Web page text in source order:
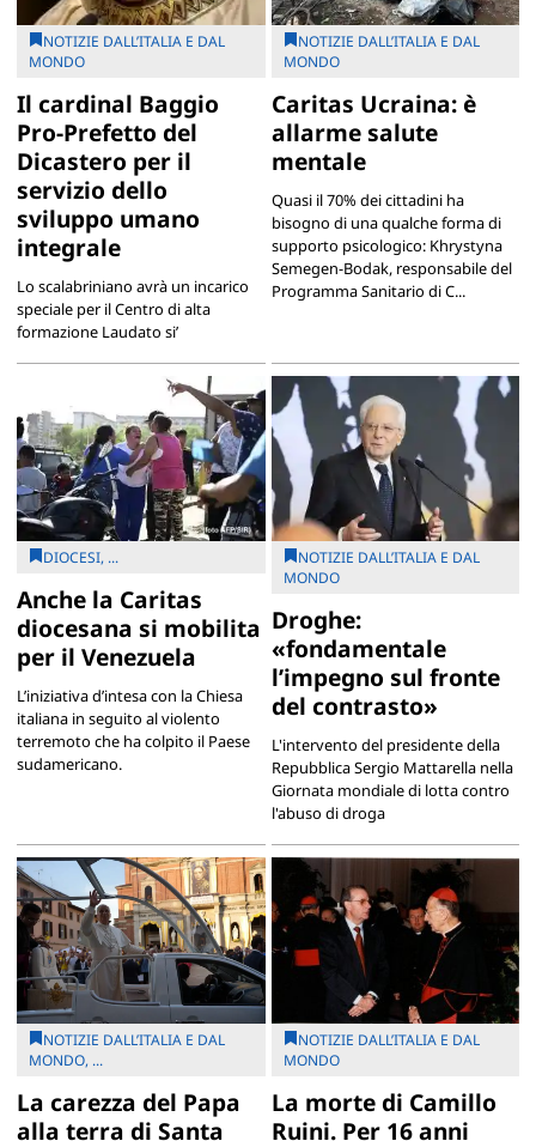
NOTIZIE DALL’ITALIA E DAL
MONDO
Il cardinal Baggio
Pro-Prefetto del
Dicastero per il
servizio dello
sviluppo umano
integrale
Lo scalabriniano avrà un incarico
speciale per il Centro di alta
formazione Laudato si’
NOTIZIE DALL’ITALIA E DAL
MONDO
Caritas Ucraina: è
allarme salute
mentale
Quasi il 70% dei cittadini ha
bisogno di una qualche forma di
supporto psicologico: Khrystyna
Semegen-Bodak, responsabile del
Programma Sanitario di C...
DIOCESI, ...
Anche la Caritas
diocesana si mobilita
per il Venezuela
L’iniziativa d’intesa con la Chiesa
italiana in seguito al violento
terremoto che ha colpito il Paese
sudamericano.
NOTIZIE DALL’ITALIA E DAL
MONDO
Droghe:
«fondamentale
l’impegno sul fronte
del contrasto»
L'intervento del presidente della
Repubblica Sergio Mattarella nella
Giornata mondiale di lotta contro
l'abuso di droga
NOTIZIE DALL’ITALIA E DAL
MONDO, ...
La carezza del Papa
alla terra di Santa
NOTIZIE DALL’ITALIA E DAL
MONDO
La morte di Camillo
Ruini. Per 16 anni